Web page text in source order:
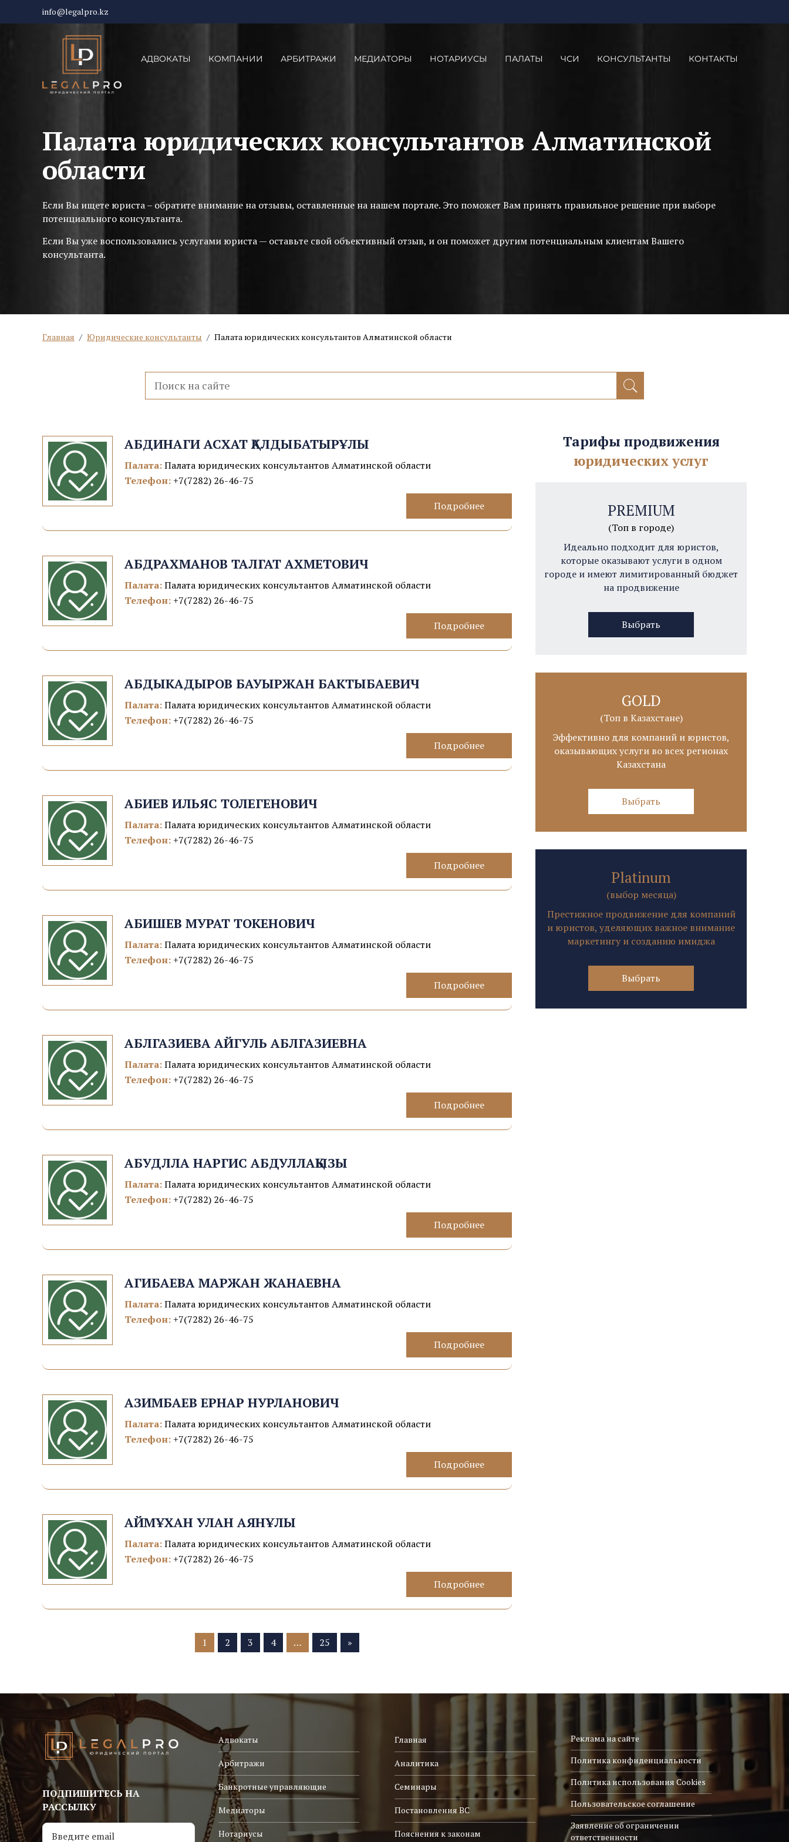
info@legalpro.kz
АДВОКАТЫ КОМПАНИИ АРБИТРАЖИ МЕДИАТОРЫ НОТАРИУСЫ ПАЛАТЫ ЧСИ КОНСУЛЬТАНТЫ КОНТАКТЫ
Палата юридических консультантов Алматинской
области
Если Вы ищете юриста – обратите внимание на отзывы, оставленные на нашем портале. Это поможет Вам принять правильное решение при выборе
потенциального консультанта.
Если Вы уже воспользовались услугами юриста — оставьте свой объективный отзыв, и он поможет другим потенциальным клиентам Вашего
консультанта.
Главная / Юридические консультанты / Палата юридических консультантов Алматинской области
АБДИНАГИ АСХАТ ҚАЛДЫБАТЫРҰЛЫ
Палата:Палата юридических консультантов Алматинской области
Телефон: +7(7282) 26-46-75
Подробнее
АБДРАХМАНОВ ТАЛГАТ АХМЕТОВИЧ
Палата:Палата юридических консультантов Алматинской области
Телефон: +7(7282) 26-46-75
Подробнее
АБДЫКАДЫРОВ БАУЫРЖАН БАКТЫБАЕВИЧ
Палата:Палата юридических консультантов Алматинской области
Телефон: +7(7282) 26-46-75
Подробнее
АБИЕВ ИЛЬЯС ТОЛЕГЕНОВИЧ
Палата:Палата юридических консультантов Алматинской области
Телефон: +7(7282) 26-46-75
Подробнее
АБИШЕВ МУРАТ ТОКЕНОВИЧ
Палата:Палата юридических консультантов Алматинской области
Телефон: +7(7282) 26-46-75
Подробнее
АБЛГАЗИЕВА АЙГУЛЬ АБЛГАЗИЕВНА
Палата:Палата юридических консультантов Алматинской области
Телефон: +7(7282) 26-46-75
Подробнее
АБУДЛЛА НАРГИС АБДУЛЛАҚЫЗЫ
Палата:Палата юридических консультантов Алматинской области
Телефон: +7(7282) 26-46-75
Подробнее
АГИБАЕВА МАРЖАН ЖАНАЕВНА
Палата:Палата юридических консультантов Алматинской области
Телефон: +7(7282) 26-46-75
Подробнее
АЗИМБАЕВ ЕРНАР НУРЛАНОВИЧ
Палата:Палата юридических консультантов Алматинской области
Телефон: +7(7282) 26-46-75
Подробнее
АЙМҰХАН УЛАН АЯНҰЛЫ
Палата:Палата юридических консультантов Алматинской области
Телефон: +7(7282) 26-46-75
Подробнее
1 2 3 4 … 25 »
Тарифы продвижения
юридических услуг
PREMIUM
(Топ в городе)
Идеально подходит для юристов,
которые оказывают услуги в одном
городе и имеют лимитированный бюджет
на продвижение
Выбрать
GOLD
(Топ в Казахстане)
Эффективно для компаний и юристов,
оказывающих услуги во всех регионах
Казахстана
Выбрать
Platinum
(выбор месяца)
Престижное продвижение для компаний
и юристов, уделяющих важное внимание
маркетингу и созданию имиджа
Выбрать
ПОДПИШИТЕСЬ НА
РАССЫЛКУ
Адвокаты
Арбитражи
Банкротные управляющие
Медиаторы
Нотариусы
Главная
Аналитика
Семинары
Постановления ВС
Пояснения к законам
Реклама на сайте
Политика конфиденциальности
Политика использования Cookies
Пользовательское соглашение
Заявление об ограничении
ответственности